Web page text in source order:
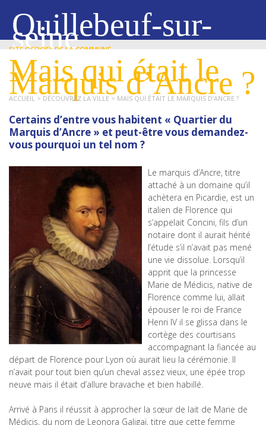
Quillebeuf-sur-
seine
SITE OFFICIEL DE LA COMMUNE
Mais qui était le
Marquis d’Ancre ?
ACCUEIL > DÉCOUVREZ LA VILLE > MAIS QUI ÉTAIT LE MARQUIS D’ANCRE ?
Certains d’entre vous habitent « Quartier du
Marquis d’Ancre » et peut-être vous demandez-
vous pourquoi un tel nom ?
Le marquis d’Ancre, titre
attaché à un domaine qu’il
achètera en Picardie, est un
italien de Florence qui
s’appelait Concini, fils d’un
notaire dont il aurait hérité
l’étude s’il n’avait pas mené
une vie dissolue. Lorsqu’il
apprit que la princesse
Marie de Médicis, native de
Florence comme lui, allait
épouser le roi de France
Henri IV il se glissa dans le
cortège des courtisans
accompagnant la fiancée au
départ de Florence pour Lyon où aurait lieu la cérémonie. Il
n’avait pour tout bien qu’un cheval assez vieux, une épée trop
neuve mais il était d’allure bravache et bien habillé.
Arrivé à Paris il réussit à approcher la sœur de lait de Marie de
Médicis, du nom de Leonora Galigaï, titre que cette femme